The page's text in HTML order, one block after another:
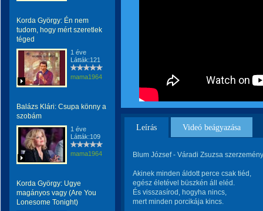
Korda György: Én nem
tudom, hogy mért szeretlek
téged
1 éve
Látták:121
mama1964
Balázs Klári: Csupa könny a
szobám
1 éve
Látták:109
mama1964
Korda György: Ugye
magányos vagy (Are You
Lonesome Tonight)
Leírás Videó beágyazása
Blum József - Váradi Zsuzsa
Akinek minden áldott perce csak tiéd,
egész életével büszkén áll eléd.
És visszasírod, hogyha nincs,
mert minden porcikája kincs.